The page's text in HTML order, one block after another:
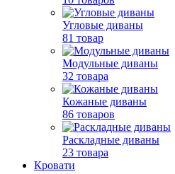
Угловые диваны
81 товар
Модульные диваны
32 товара
Кожаные диваны
86 товаров
Раскладные диваны
23 товара
Кровати